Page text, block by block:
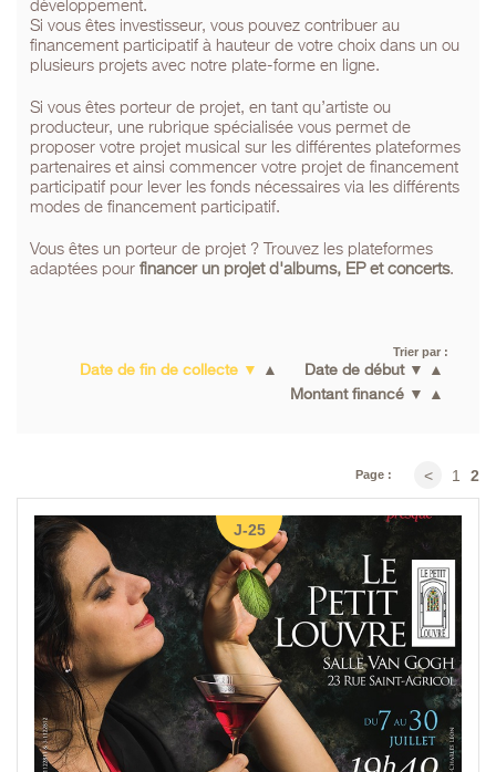
développement.
Si vous êtes investisseur, vous pouvez contribuer au
financement participatif à hauteur de votre choix dans un ou
plusieurs projets avec notre plate-forme en ligne.
Si vous êtes porteur de projet, en tant qu’artiste ou
producteur, une rubrique spécialisée vous permet de
proposer votre projet musical sur les différentes plateformes
partenaires et ainsi commencer votre projet de financement
participatif pour lever les fonds nécessaires via les différents
modes de financement participatif.
Vous êtes un porteur de projet ? Trouvez les plateformes
adaptées pour financer un projet d'albums, EP et concerts.
Trier par :
Date de fin de collecte ▼ ▲ Date de début ▼
▲
Montant financé ▼ ▲
Page : < 1 2
J-25